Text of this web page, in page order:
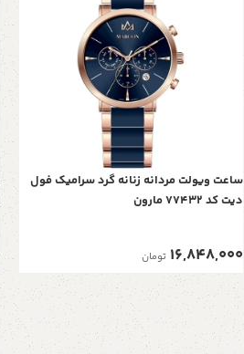
ساعت ویولت مردانه زنانه گرد سرامیک فول
دیت کد 77432 مارون
16,848,000 تومان